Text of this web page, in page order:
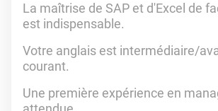
La maîtrise de SAP et d'Excel de
est indispensable.
Votre anglais est intermédiaire/
courant.
Une première expérience en